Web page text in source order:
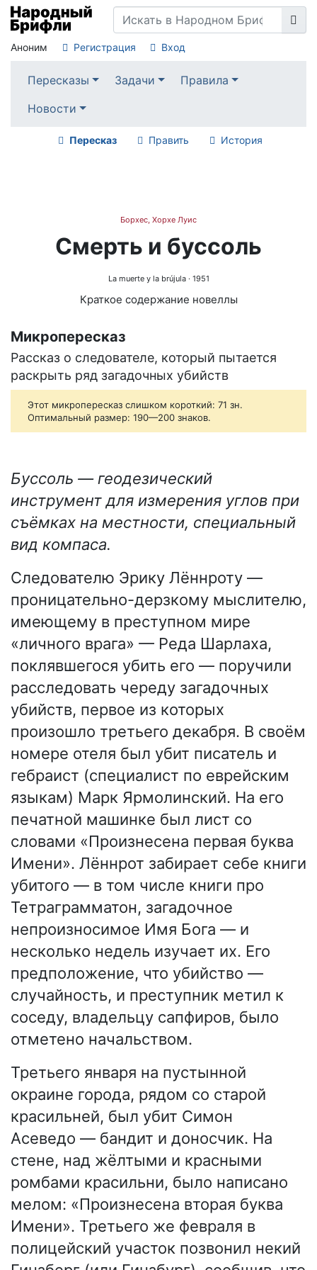
Аноним Регистрация Вход
Пересказы Задачи
Правила
Новости
Пересказ Править История
Борхес, Хорхе Луис
Смерть и буссоль
La muerte y la brújula· 1951
Краткое содержание новеллы
Микропересказ
Рассказ о следователе, который пытается
раскрыть ряд загадочных убийств
Этот микропересказ слишком короткий: 71 зн.
Оптимальный размер: 190—200 знаков.
Буссоль — геодезический
инструмент для измерения углов при
съёмках на местности, специальный
вид компаса.
Следователю Эрику Лённроту —
проницательно-дерзкому мыслителю,
имеющему в преступном мире
«личного врага» — Реда Шарлаха,
поклявшегося убить его — поручили
расследовать череду загадочных
убийств, первое из которых
произошло третьего декабря. В своём
номере отеля был убит писатель и
гебраист (специалист по еврейским
языкам) Марк Ярмолинский. На его
печатной машинке был лист со
словами «Произнесена первая буква
Имени». Лённрот забирает себе книги
убитого — в том числе книги про
Тетраграмматон, загадочное
непроизносимое Имя Бога — и
несколько недель изучает их. Его
предположение, что убийство —
случайность, и преступник метил к
соседу, владельцу сапфиров, было
отметено начальством.
Третьего января на пустынной
окраине города, рядом со старой
красильней, был убит Симон
Асеведо — бандит и доносчик. На
стене, над жёлтыми и красными
ромбами красильни, было написано
мелом: «Произнесена вторая буква
Имени». Третьего же февраля в
полицейский участок позвонил некий